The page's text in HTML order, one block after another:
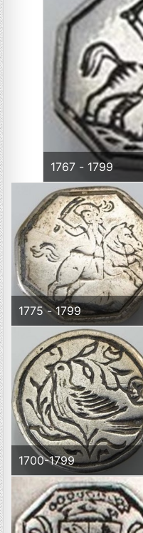
1767 - 1799
1775 - 1799
1700-1799